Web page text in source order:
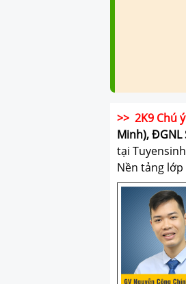
>> 2K9 Chú
Minh), ĐGNL
tại
Nền tảng